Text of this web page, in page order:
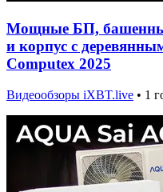
Мощные БП,
и корпус с
Computex 2025
Видеообзоры iXBT.live • 1